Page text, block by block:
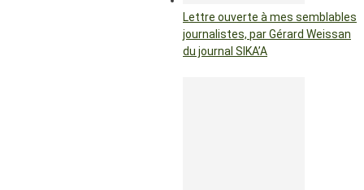
Lettre ouverte à mes semblables
journalistes, par Gérard Weissan
du journal SIKA’A